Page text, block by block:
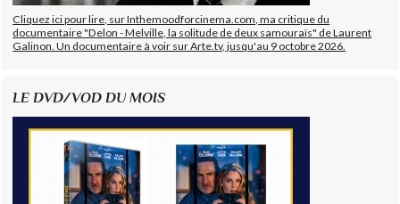
Cliquez ici pour lire, sur Inthemoodforcinema.com, ma critique du
documentaire "Delon - Melville, la solitude de deux samouraïs" de Laurent
Galinon. Un documentaire à voir sur Arte.tv, jusqu'au 9 octobre 2026.
LE DVD/VOD DU MOIS